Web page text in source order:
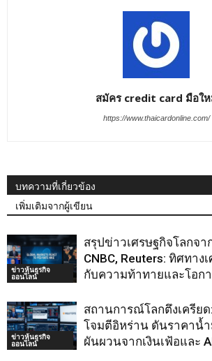
สมัคร credit card มือใ
https://www.thaicardonline.com/
บทความที่เกี่ยวข้อง
เพิ่มเติมจากผู้เขียน
ข่าวหุ้นธุรกิจ
ออนไลน์
สรุปข่าวเศรษฐกิจโลกจา
CNBC, Reuters: ทิศทาง
กับความท้าทายและโอก
ข่าวหุ้นธุรกิจ
ออนไลน์
สถานการณ์โลกตึงเครียด
โจมตีอิหร่าน ดันราคาน้
ผันผวนจากเงินเฟ้อและ